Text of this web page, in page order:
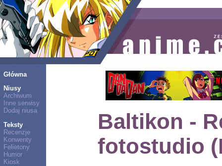
Główna
Niusy
Archiwum
Inne serwisy
Dodaj niusa
Teksty
Recenzje
Konwenty
Felietony
Humor
Kiosk
Baltikon -
fotostudio